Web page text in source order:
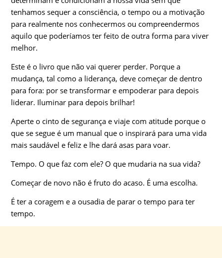
tenhamos sequer a consciência, o tempo ou a motivação
para realmente nos conhecermos ou compreendermos
aquilo que poderíamos ter feito de outra forma para viver
melhor.
Este é o livro que não vai querer perder. Porque a
mudança, tal como a liderança, deve começar de dentro
para fora: por se transformar e empoderar para depois
liderar. Iluminar para depois brilhar!
Aperte o cinto de segurança e viaje com atitude porque o
que se segue é um manual que o inspirará para uma vida
mais saudável e feliz e lhe dará asas para voar.
Tempo. O que faz com ele? O que mudaria na sua vida?
Começar de novo não é fruto do acaso. É uma escolha.
É ter a coragem e a ousadia de parar o tempo para ter
tempo.